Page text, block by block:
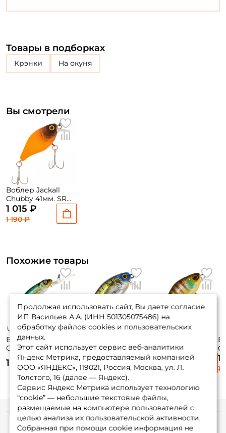
Товары в подборках
крэнки на окуня
Вы смотрели
Воблер Jackall
Chubby 41мм. SR
5,5гр. до 1м. pellet
1 015 ₽
1 190 ₽
Похожие товары
Воблер Pontoon 21
Crackjack 58sp-dr
5,8см. 5,7гр. #005
до 2,5м. suspending
1 015 ₽
Cherry 0 Footer
48мм. 7,6гр.
chrome tiger до
0,2м. floating
1 190 ₽
Chubby 38мм. SR
4гр. до 1м. noike
gill floating
1 190 ₽ 1
1
Продолжая использовать сайт, Вы даете согласие
ИП Васильев А.А. (ИНН 501305075486) на
обработку файлов cookies и пользовательских
данных.
Этот сайт использует сервис веб-аналитики
Яндекс Метрика, предоставляемый компанией
ООО «ЯНДЕКС», 119021, Россия, Москва, ул. Л.
Толстого, 16 (далее — Яндекс).
Сервис Яндекс Метрика использует технологию
“cookie” — небольшие текстовые файлы,
размещаемые на компьютере пользователей с
целью анализа их пользовательской активности.
Собранная при помощи cookie информация не
Информация